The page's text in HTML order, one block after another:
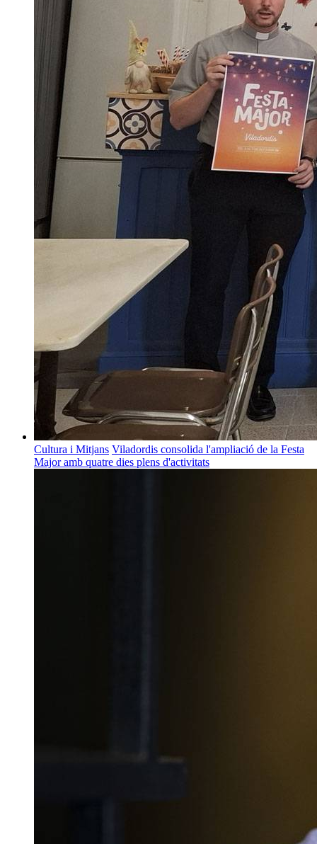
Cultura i Mitjans Viladordis consolida l'ampliació de la Festa
Major amb quatre dies plens d'activitats